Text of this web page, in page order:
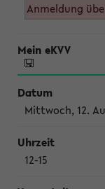
Anmeldung
Mittwoch, 12.
12-15